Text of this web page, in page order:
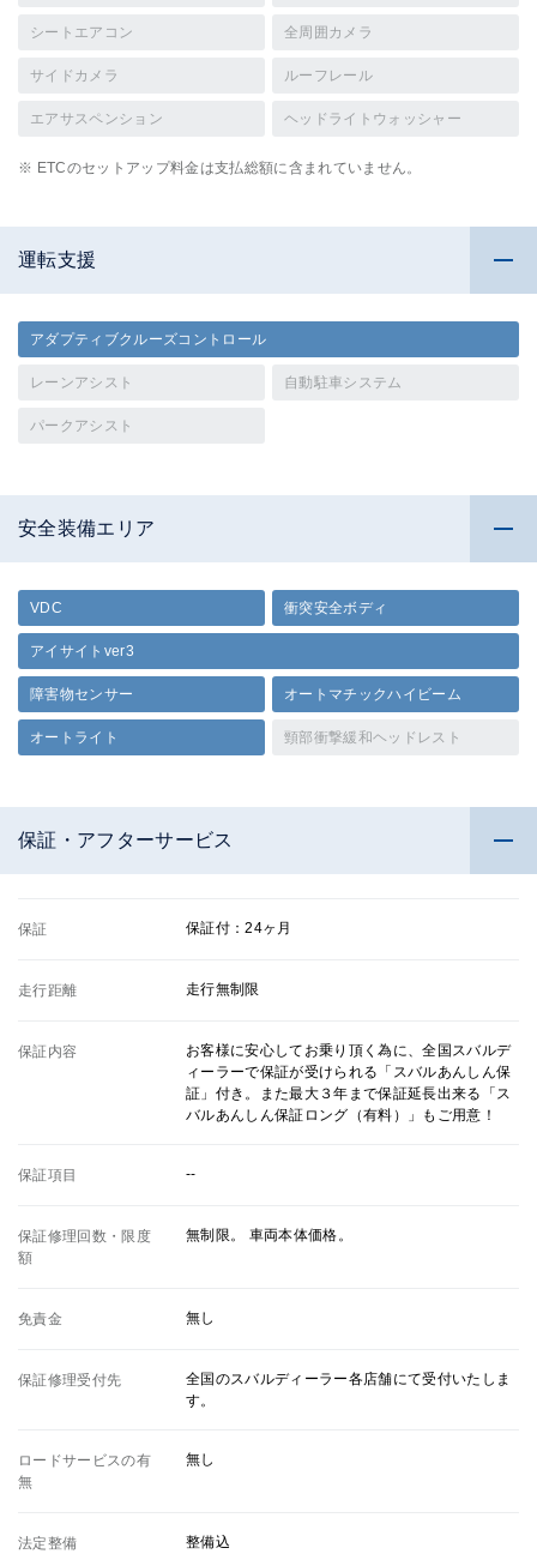
シートエアコン 全周囲カメラ
サイドカメラ ルーフレール
エアサスペンション ヘッドライトウォッシャー
※ ETCのセットアップ料金は支払総額に含まれていません。
運転支援
アダプティブクルーズコントロール
レーンアシスト 自動駐車システム
パークアシスト
安全装備エリア
VDC 衝突安全ボディ
アイサイトver3
障害物センサー オートマチックハイビーム
オートライト 頸部衝撃緩和ヘッドレスト
保証・アフターサービス
保証 保証付：24ヶ月
走行距離 走行無制限
保証内容
お客様に安心してお乗り頂く為に、全国スバルデ
ィーラーで保証が受けられる「スバルあんしん保
証」付き。また最大３年まで保証延長出来る「ス
バルあんしん保証ロング（有料）」もご用意！
保証項目 --
保証修理回数・限度
額
無制限。 車両本体価格。
免責金 無し
保証修理受付先
全国のスバルディーラー各店舗にて受付いたしま
す。
ロードサービスの有
無
無し
法定整備 整備込